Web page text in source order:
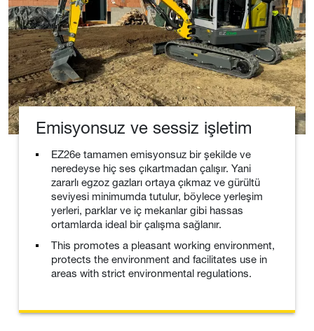
Emisyonsuz ve sessiz işletim
EZ26e tamamen emisyonsuz bir şekilde ve
neredeyse hiç ses çıkartmadan çalışır. Yani
zararlı egzoz gazları ortaya çıkmaz ve gürültü
seviyesi minimumda tutulur, böylece yerleşim
yerleri, parklar ve iç mekanlar gibi hassas
ortamlarda ideal bir çalışma sağlanır.
This promotes a pleasant working environment,
protects the environment and facilitates use in
areas with strict environmental regulations.